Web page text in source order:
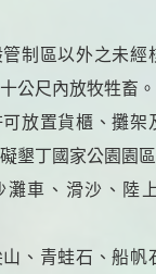
制區以外之未經
公尺內放牧牲畜。
放置貨櫃、攤架
墾丁國家公園園
灘車、滑沙、陸
、青蛙石、船帆